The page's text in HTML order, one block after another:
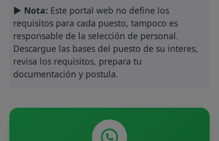
► Nota: Este portal web no define los
requisitos para cada puesto, tampoco es
responsable de la selección de personal.
Descargue las bases del puesto de su interes,
revisa los requisitos, prepara tu
documentación y postula.